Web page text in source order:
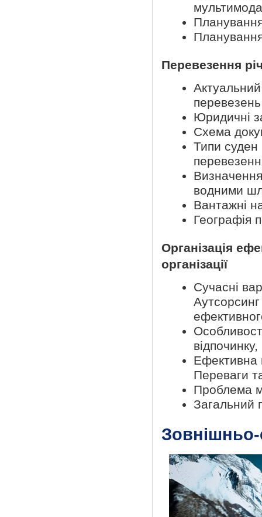
Планування
Перевезення
Актуальний
Юридичні
Схема
Типи суден
водними
Вантажні
Географія
Організація
організації
Сучасні
Ефективна
Переваги
Проблема
Загальний
Зовнішньо-